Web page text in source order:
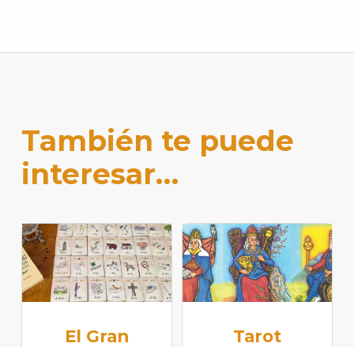
También te puede
interesar…
El Gran
Tarot